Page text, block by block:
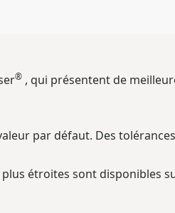
® , qui présentent de
par défaut. Des
étroites sont disponibles